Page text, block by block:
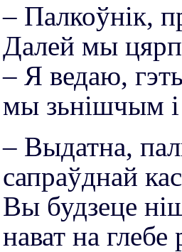
– Палкоўнiк,
Далей мы
– Я ведаю,
мы зьнішчым
– Выдатна,
сапраўднай
Вы будзеце
нават на глебе